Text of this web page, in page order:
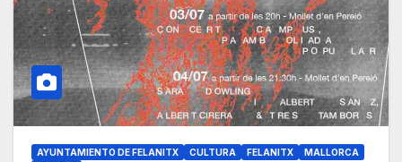
AYUNTAMIENTO DE FELANITX CULTURA FELANITX
MALLORCA